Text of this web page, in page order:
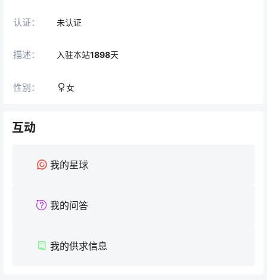
认证： 未认证
描述： 入驻本站1898天
性别： 女
互动
我的星球
我的问答
我的供求信息